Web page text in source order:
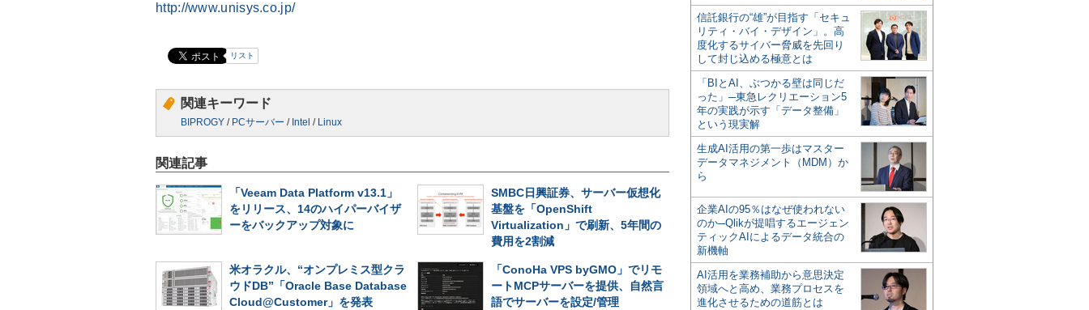
http://www.unisys.co.jp/
リスト
関連キーワード
BIPROGY / PCサーバー / Intel / Linux
関連記事
「Veeam Data Platform v13.1」
をリリース、14のハイパーバイザ
ーをバックアップ対象に
SMBC日興証券、サーバー仮想化
基盤を「OpenShift
Virtualization」で刷新、5年間の
費用を2割減
米オラクル、“オンプレミス型クラ
ウドDB”「Oracle Base Database
Cloud@Customer」を発表
「ConoHa VPS byGMO」でリモ
ートMCPサーバーを提供、自然言
語でサーバーを設定/管理
信託銀行の“雄”が目指す「セキュ
リティ・バイ・デザイン」。高
度化するサイバー脅威を先回り
して封じ込める極意とは
「BIとAI、ぶつかる壁は同じだ
った」─東急レクリエーション5
年の実践が示す「データ整備」
という現実解
生成AI活用の第一歩はマスター
データマネジメント（MDM）か
ら
企業AIの95％はなぜ使われない
のか─Qlikが提唱するエージェン
ティックAIによるデータ統合の
新機軸
AI活用を業務補助から意思決定
領域へと高め、業務プロセスを
進化させるための道筋とは